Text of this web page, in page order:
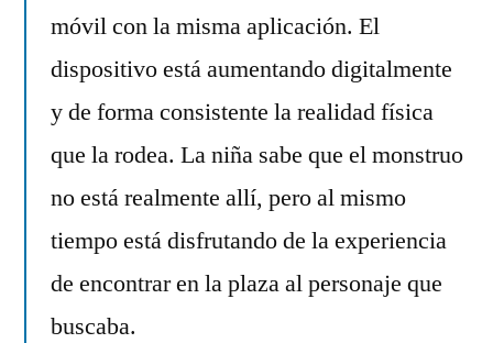
móvil con la misma aplicación. El
dispositivo está aumentando digitalmente
y de forma consistente la realidad física
que la rodea. La niña sabe que el monstruo
no está realmente allí, pero al mismo
tiempo está disfrutando de la experiencia
de encontrar en la plaza al personaje que
buscaba.